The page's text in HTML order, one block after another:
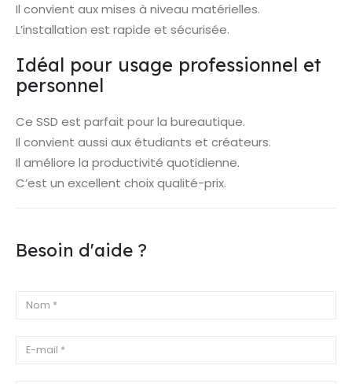
Il convient aux mises à niveau matérielles.
L’installation est rapide et sécurisée.
Idéal pour usage professionnel et
personnel
Ce SSD est parfait pour la bureautique.
Il convient aussi aux étudiants et créateurs.
Il améliore la productivité quotidienne.
C’est un excellent choix qualité-prix.
Besoin d'aide ?